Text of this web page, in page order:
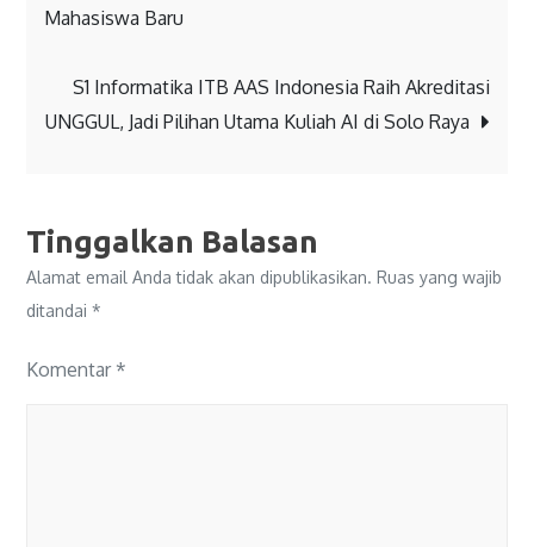
Mahasiswa Baru
S1 Informatika ITB AAS Indonesia Raih Akreditasi
UNGGUL, Jadi Pilihan Utama Kuliah AI di Solo Raya
Tinggalkan Balasan
Alamat email Anda tidak akan dipublikasikan. Ruas yang wajib
ditandai*
Komentar *